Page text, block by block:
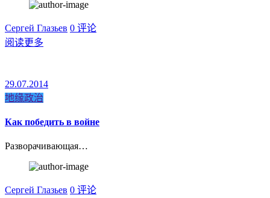
Сергей Глазьев 0 评论
阅读更多
29.07.2014
地缘政治
Как победить в войне
Разворачивающая…
Сергей Глазьев 0 评论